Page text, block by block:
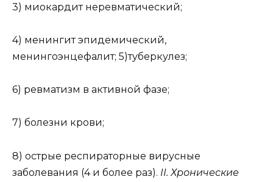
3) миокардит неревматический;
4) менингит эпидемический,
менингоэнцефалит; 5)туберкулез;
6) ревматизм в активной фазе;
7) болезни крови;
8) острые респираторные вирусные
заболевания (4 и более раз). II. Хронические